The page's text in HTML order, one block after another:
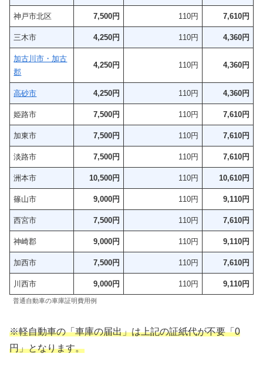
神戸市北区 7,500円 110円 7,610円
三木市 4,250円 110円 4,360円
加古川市・加古
郡
4,250円 110円 4,360円
高砂市 4,250円 110円 4,360円
姫路市 7,500円 110円 7,610円
加東市 7,500円 110円 7,610円
淡路市 7,500円 110円 7,610円
洲本市 10,500円 110円 10,610円
篠山市 9,000円 110円 9,110円
西宮市 7,500円 110円 7,610円
神崎郡 9,000円 110円 9,110円
加西市 7,500円 110円 7,610円
川西市 9,000円 110円 9,110円
普通自動車の車庫証明費用例
※軽自動車の「車庫の届出」は上記の証紙代が不要「0
円」となります。